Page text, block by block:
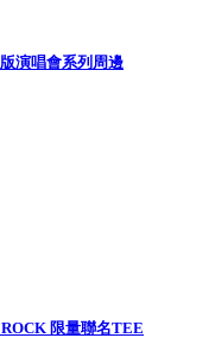
演唱會系列周邊
限量聯名TEE